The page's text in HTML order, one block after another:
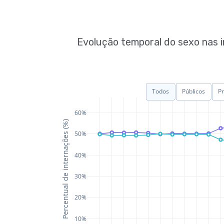
Evolução temporal do sexo nas